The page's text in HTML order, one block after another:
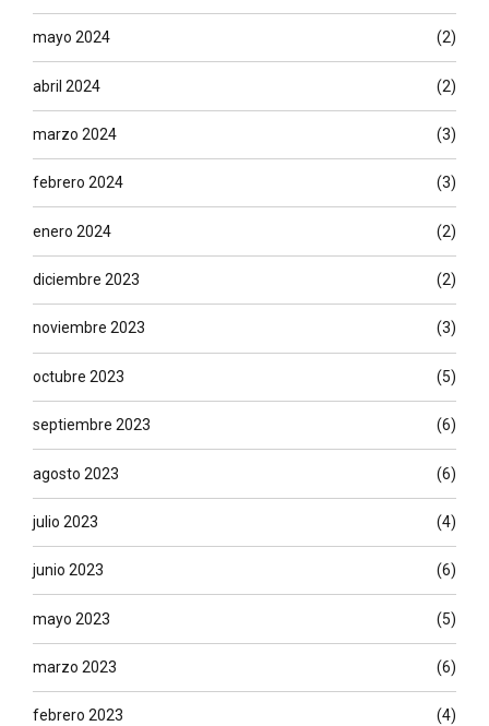
mayo 2024 (2)
abril 2024 (2)
marzo 2024 (3)
febrero 2024 (3)
enero 2024 (2)
diciembre 2023 (2)
noviembre 2023 (3)
octubre 2023 (5)
septiembre 2023 (6)
agosto 2023 (6)
julio 2023 (4)
junio 2023 (6)
mayo 2023 (5)
marzo 2023 (6)
febrero 2023 (4)